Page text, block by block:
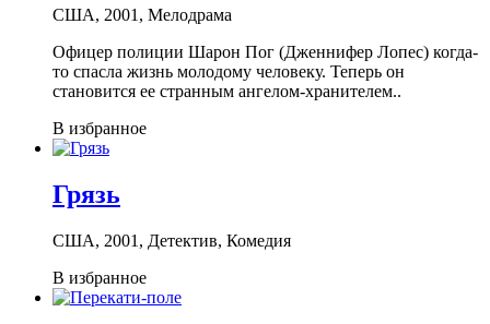
США, 2001, Мелодрама
Офицер полиции Шарон Пог (Дженнифер Лопес) когда-
то спасла жизнь молодому человеку. Теперь он
становится ее странным ангелом-хранителем..
В избранное
Грязь
США, 2001, Детектив, Комедия
В избранное